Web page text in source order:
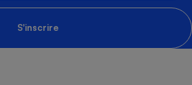
S'inscrire